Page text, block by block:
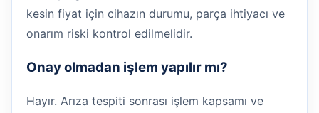
kesin fiyat için cihazın durumu, parça ihtiyacı ve
onarım riski kontrol edilmelidir.
Onay olmadan işlem yapılır mı?
Hayır. Arıza tespiti sonrası işlem kapsamı ve